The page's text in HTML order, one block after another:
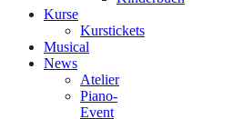
Kurse
Kurstickets
Musical
News
Atelier
Piano-
Event